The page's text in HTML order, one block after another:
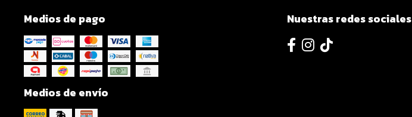
Medios de pago
Medios de envío
Nuestras redes sociales